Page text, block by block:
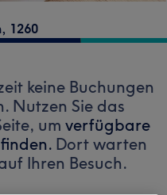
, 1260
keine Buchungen
Nutzen Sie das
um verfügbare
Dort warten
Ihren Besuch.